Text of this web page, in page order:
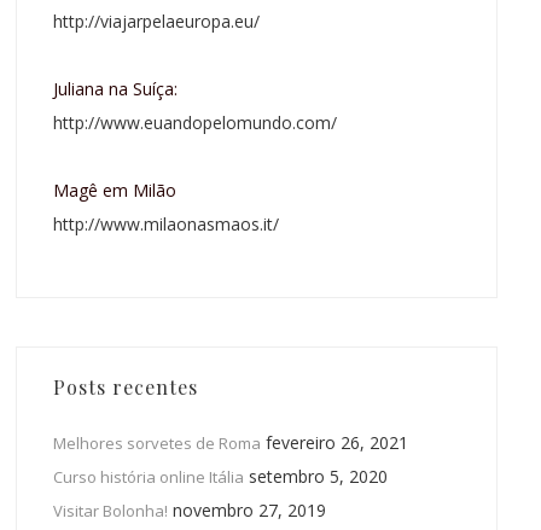
http://viajarpelaeuropa.eu/
Juliana na Suíça:
http://www.euandopelomundo.com/
Magê em Milão
http://www.milaonasmaos.it/
Posts recentes
Melhores sorvetes de Roma fevereiro 26, 2021
Curso história online Itália setembro 5, 2020
Visitar Bolonha! novembro 27, 2019